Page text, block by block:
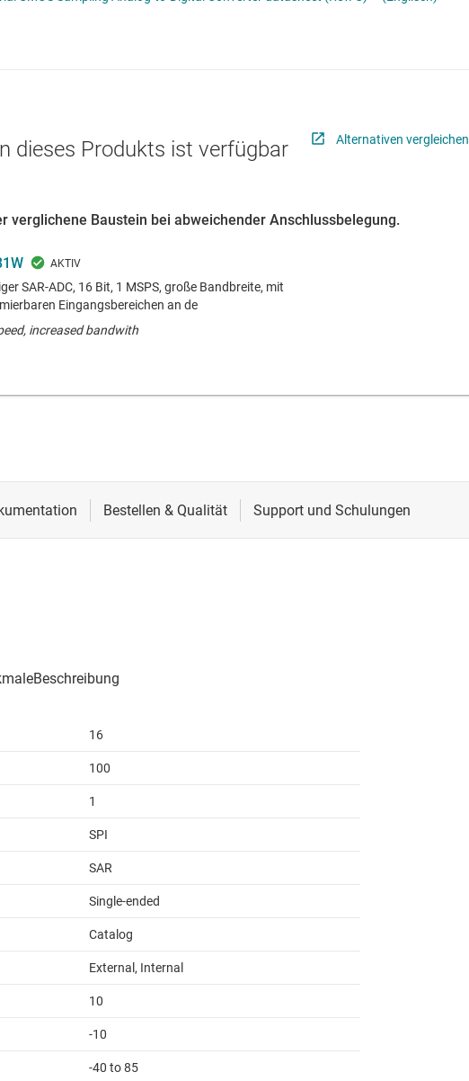
Schnittstelle
Other data converters
dieses Produkts ist verfügbar Alternativen vergleichen
verglichene Baustein bei abweichender Anschlussbelegung.
SAR-ADC, 16 Bit, 1 MSPS, große Bandbreite, mit
Eingangsbereichen an de
increased bandwith
16
100
1
SPI
SAR
Single-ended
Catalog
External, Internal
10
-10
-40 to 85